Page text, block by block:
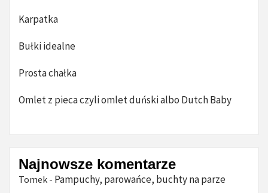
Karpatka
Bułki idealne
Prosta chałka
Omlet z pieca czyli omlet duński albo Dutch Baby
Najnowsze komentarze
Tomek - Pampuchy, parowańce, buchty na parze